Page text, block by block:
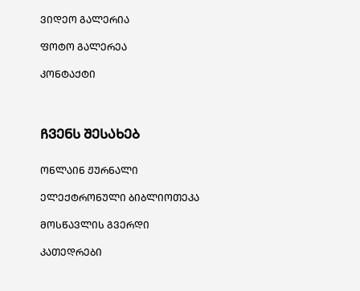
ვიდეო გალერია
ფოტო გალერეა
კონტაქტი
ჩვენს შესახებ
ონლაინ ჟურნალი
ელექტრონული ბიბლიოთეკა
მოსწავლის გვერდი
კათედრები